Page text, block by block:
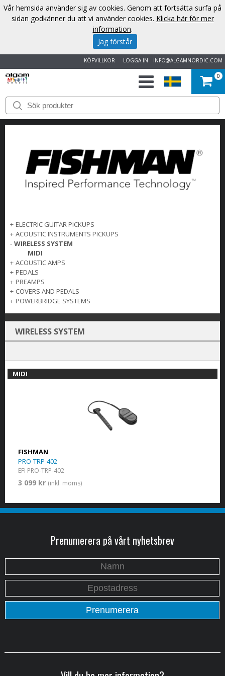
INFO@ALGAMNORDIC.COM
LOGGA IN
KÖPVILLKOR
START
VARUMÄRKEN
NYHETER
OM
KONTAKT
0
+ ELECTRIC GUITAR PICKUPS
+ ACOUSTIC INSTRUMENTS PICKUPS
- WIRELESS SYSTEM
MIDI
+ ACOUSTIC AMPS
+ PEDALS
+ PREAMPS
+ COVERS AND PEDALS
+ POWERBRIDGE SYSTEMS
WIRELESS SYSTEM
MIDI
FISHMAN
PRO-TRP-402
EFI PRO-TRP-402
3 099 kr (inkl. moms)
Prenumerera på vårt nyhetsbrev
Vår hemsida använder sig av cookies. Genom att fortsätta surfa på
sidan godkänner du att vi använder cookies. Klicka här för mer
information.
Jag förstår